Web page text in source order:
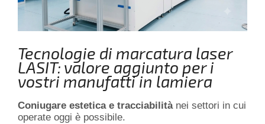
Tecnologie di marcatura laser
LASIT: valore aggiunto per i
vostri manufatti in lamiera
Coniugare estetica e tracciabilitànei settori in cui
operate oggi è possibile.